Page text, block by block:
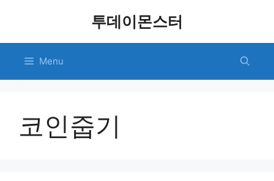
투데이몬스터
Menu
코인줍기